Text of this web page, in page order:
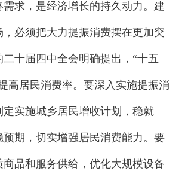
，是经济增长的持久动力。建
必须把大力提振消费摆在更加突
十届四中全会明确提出，“十五
高居民消费率。要深入实施提振消
定实施城乡居民增收计划，稳就
预期，切实增强居民消费能力。要
品和服务供给，优化大规模设备